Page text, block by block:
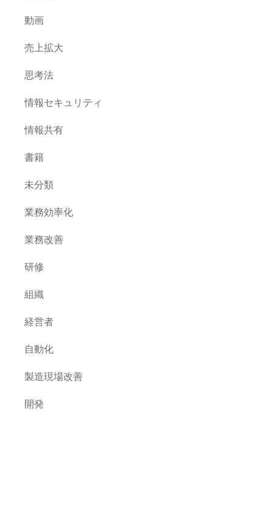
動画
売上拡大
思考法
情報セキュリティ
情報共有
書籍
未分類
業務効率化
業務改善
研修
組織
経営者
自動化
製造現場改善
開発